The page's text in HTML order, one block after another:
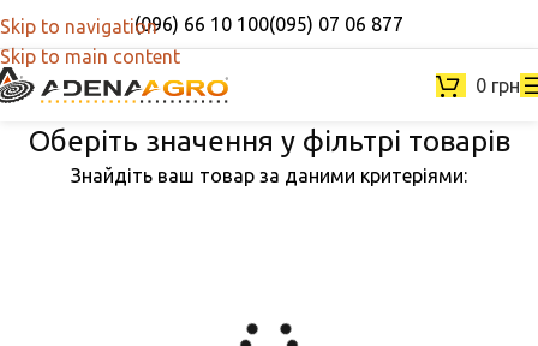
Skip to navigation
Skip to main content
(096) 66 10 100(095) 07 06 877
0 грн
Оберіть значення у фільтрі товарів
Знайдіть ваш товар за даними критеріями: